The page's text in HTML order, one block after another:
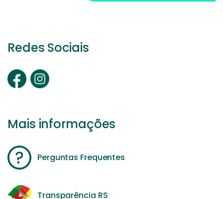
Redes Sociais
Mais informações
Perguntas Frequentes
Transparência RS